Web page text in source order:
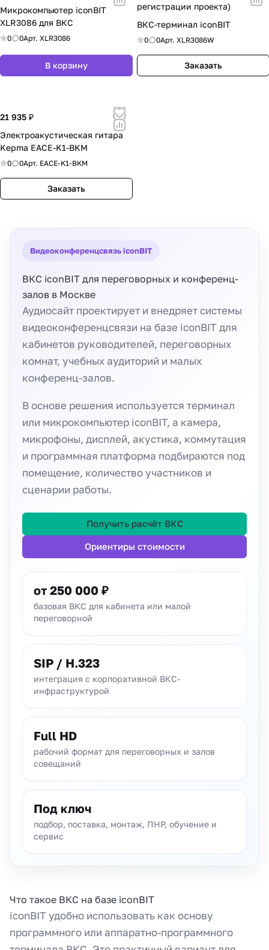
Микрокомпьютер iconBIT
XLR3086 для ВКС
0 0Арт. XLR3086
В корзину
регистрации проекта)
ВКС-терминал iconBIT
0 0Арт. XLR3086W
Заказать
21 935 ₽
Электроакустическая гитара
Kepma EACE-K1-BKM
0 0Арт. EACE-K1-BKM
Заказать
Видеоконференцсвязь iconBIT
ВКС iconBIT для переговорных и конференц-
залов в Москве
Аудиосайт проектирует и внедряет системы
видеоконференцсвязи на базе iconBIT для
кабинетов руководителей, переговорных
комнат, учебных аудиторий и малых
конференц-залов.
В основе решения используется терминал
или микрокомпьютер iconBIT, а камера,
микрофоны, дисплей, акустика, коммутация
и программная платформа подбираются под
помещение, количество участников и
сценарии работы.
Получить расчёт ВКС
Ориентиры стоимости
от 250 000 ₽
базовая ВКС для кабинета или малой
переговорной
SIP / H.323
интеграция с корпоративной ВКС-
инфраструктурой
Full HD
рабочий формат для переговорных и залов
совещаний
Под ключ
подбор, поставка, монтаж, ПНР, обучение и
сервис
Что такое ВКС на базе iconBIT
iconBIT удобно использовать как основу
программного или аппаратно-программного